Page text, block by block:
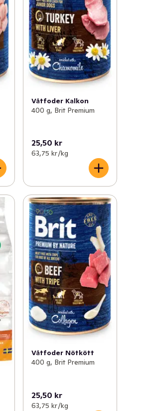
Våtfoder Kalkon
400 g, Brit Premium
25,50 kr
63,75 kr /kg
Våtfoder Nötkött
400 g, Brit Premium
25,50 kr
63,75 kr /kg